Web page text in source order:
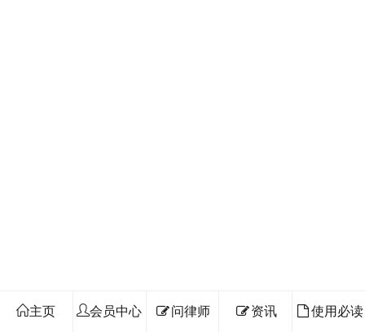
主页 会员中心 问律师 资讯 使用必读